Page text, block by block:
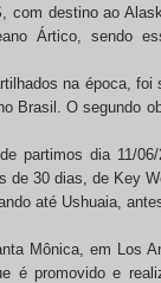
com destino ao
Ártico, sendo
na época,
Brasil. O segundo
partimos dia 11/
de 30 dias, de Key
até Ushuaia,
Mônica, em Los
é promovido e